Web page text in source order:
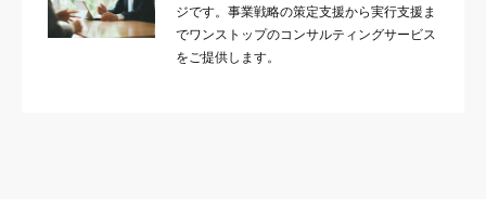
ジです。事業戦略の策定支援から実行支援ま
でワンストップのコンサルティングサービス
をご提供します。